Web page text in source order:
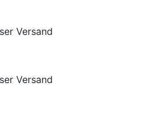
Versand
Versand